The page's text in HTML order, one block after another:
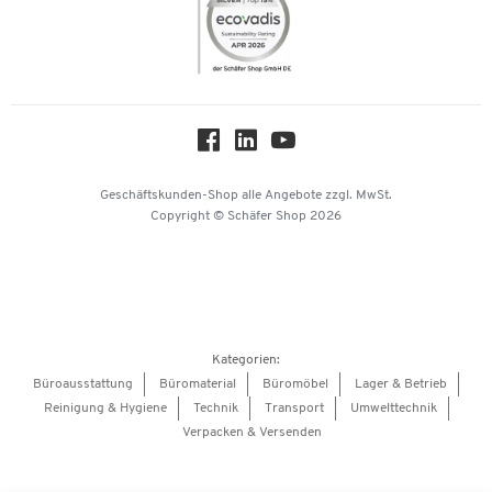
Geschäftskunden-Shop alle Angebote zzgl. MwSt.
Copyright © Schäfer Shop 2026
Kategorien:
Büroausstattung
Büromaterial Büromöbel
Lager & Betrieb
Reinigung & Hygiene
Technik Transport
Umwelttechnik
Verpacken & Versenden